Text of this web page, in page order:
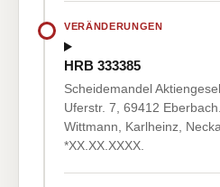
VERÄNDERUNGEN
HRB 333385
Scheidemandel
Uferstr. 7, 69412
Wittmann, Karlheinz,
*XX.XX.XXXX.